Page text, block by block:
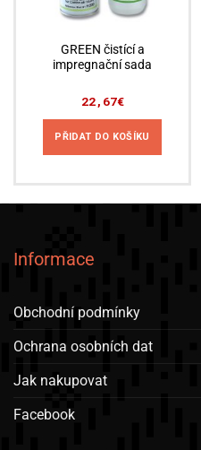
GREEN čistící a
impregnační sada
22,67€
PŘIDAT DO KOŠÍKU
Informace
Obchodní podmínky
Ochrana osobních dat
Jak nakupovat
Facebook